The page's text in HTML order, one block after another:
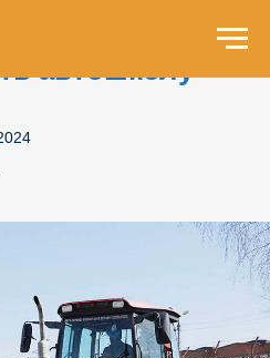
автошколу